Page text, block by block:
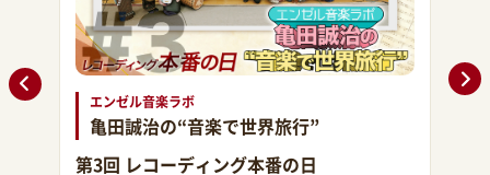
エンゼル音楽ラボ
亀田誠治の“音楽で世界旅行”
第3回 レコーディング本番の日
エ